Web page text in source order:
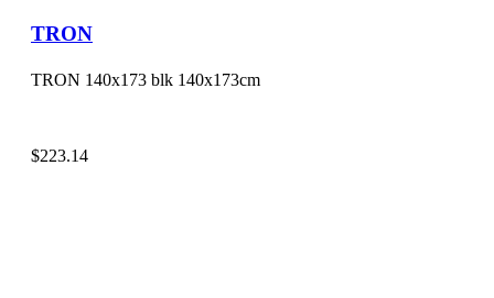
TRON
TRON 140x173 blk 140x173cm
$223.14